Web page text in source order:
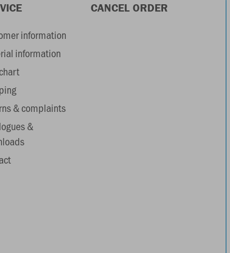
information
information
& complaints
&
CANCEL ORDER